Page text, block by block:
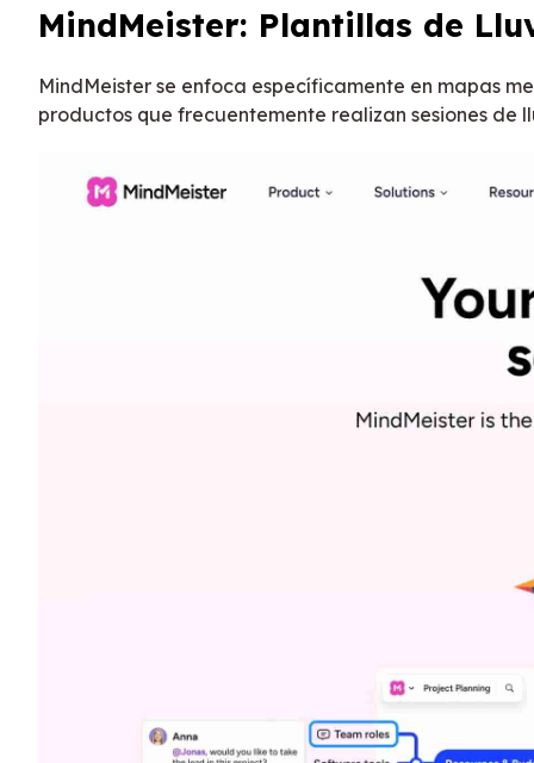
MindMeister: Plantillas de
MindMeister se enfoca específicamente en mapas
productos que frecuentemente realizan sesiones de